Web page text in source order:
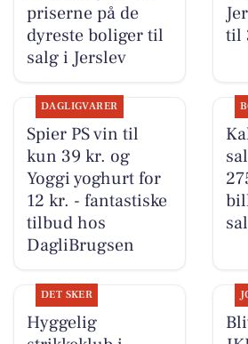
priserne på de
dyreste boliger til
salg i Jerslev
til
DAGLIGVARER
Spier PS vin til
kun 39 kr. og
Yoggi yoghurt for
12 kr. - fantastiske
tilbud hos
DagliBrugsen
DET SKER
Hyggelig